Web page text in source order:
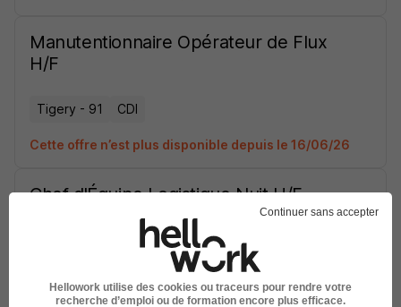
Manutentionnaire Opérateur de Flux
H/F
Tigery - 91 CDI
Cette offre n’est plus disponible depuis le 16/06/26
Chef d'Équipe Logistique Nuit H/F
3 164 € / mois
Cette offre n’est plus disponible depuis le 11/06/26
Continuer sans accepter
Hellowork utilise des cookies ou traceurs pour rendre votre
recherche d’emploi ou de formation encore plus efficace.